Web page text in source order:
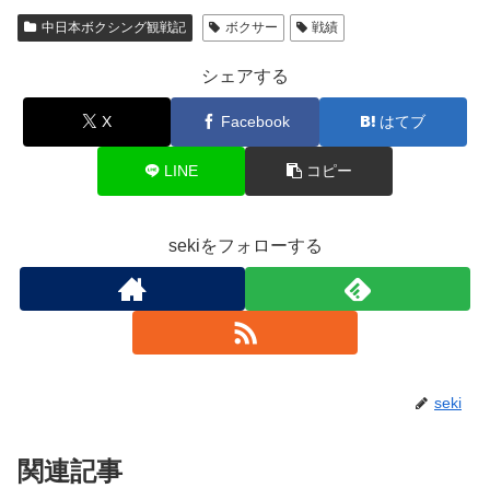
中日本ボクシング観戦記 ボクサー 戦績
シェアする
X Facebook はてブ
LINE コピー
sekiをフォローする
seki
関連記事